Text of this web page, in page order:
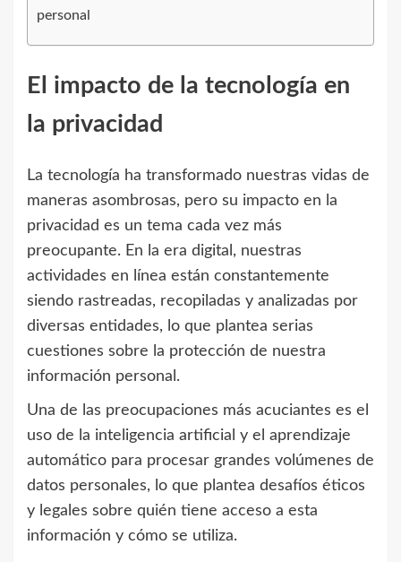
personal
El impacto de la tecnología en
la privacidad
La tecnología ha transformado nuestras vidas de
maneras asombrosas, pero su impacto en la
privacidad es un tema cada vez más
preocupante. En la era digital, nuestras
actividades en línea están constantemente
siendo rastreadas, recopiladas y analizadas por
diversas entidades, lo que plantea serias
cuestiones sobre la protección de nuestra
información personal.
Una de las preocupaciones más acuciantes es el
uso de la inteligencia artificial y el aprendizaje
automático para procesar grandes volúmenes de
datos personales, lo que plantea desafíos éticos
y legales sobre quién tiene acceso a esta
información y cómo se utiliza.